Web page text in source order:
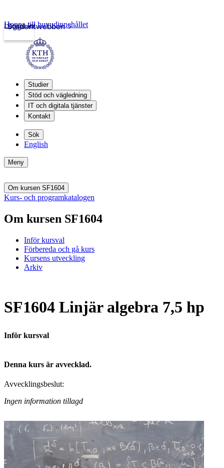
Studentwebben
Logga in
Hoppa till huvudinnehållet
Studier
Stöd och vägledning
IT och digitala tjänster
Kontakt
Sök
English
Meny
Om kursen SF1604
Kurs- och programkatalogen
Om kursen SF1604
Inför kursval
Förbereda och gå kurs
Kursens utveckling
Arkiv
SF1604 Linjär algebra 7,5 hp
Inför kursval
Denna kurs är avvecklad.
Avvecklingsbeslut:
Ingen information tillagd